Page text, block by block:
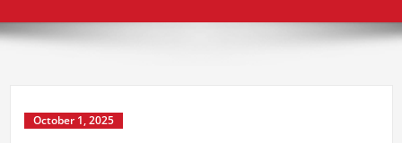
October 1, 2025